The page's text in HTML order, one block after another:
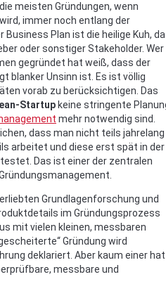
meisten Gründungen, wenn
immer noch entlang der
Business Plan ist die heilige Kuh,
oder sonstiger Stakeholder. Wer
gegründet hat weiß, dass der
blanker Unsinn ist. Es ist völlig
vorab zu berücksichtigen. Das
Startup keine stringente
mehr notwendig sind.
dass man nicht teils jahrelang
arbeitet und diese erst spät in der
Das ist einer der zentralen
Grundlagenforschung und
im Gründungsprozess
mit vielen kleinen, messbaren
Gründung wird
deklariert. Aber kaum einer hat
messbare und